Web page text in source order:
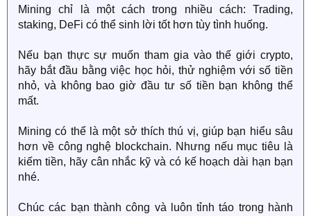
Mining chỉ là một cách trong nhiều cách: Trading,
staking, DeFi có thể sinh lời tốt hơn tùy tình huống.
Nếu bạn thực sự muốn tham gia vào thế giới crypto,
hãy bắt đầu bằng việc học hỏi, thử nghiệm với số tiền
nhỏ, và không bao giờ đầu tư số tiền bạn không thể
mất.
Mining có thể là một sở thích thú vị, giúp bạn hiểu sâu
hơn về công nghệ blockchain. Nhưng nếu mục tiêu là
kiếm tiền, hãy cân nhắc kỹ và có kế hoạch dài hạn bạn
nhé.
Chúc các bạn thành công và luôn tỉnh táo trong hành